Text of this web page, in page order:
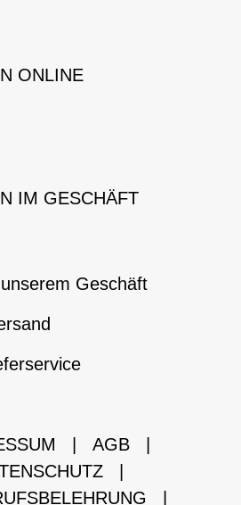
ONLINE
IM GESCHÄFT
Geschäft
AGB